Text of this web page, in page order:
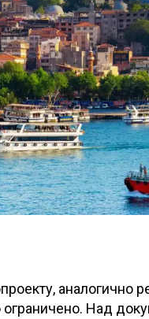
аналогично
ограничено. Над